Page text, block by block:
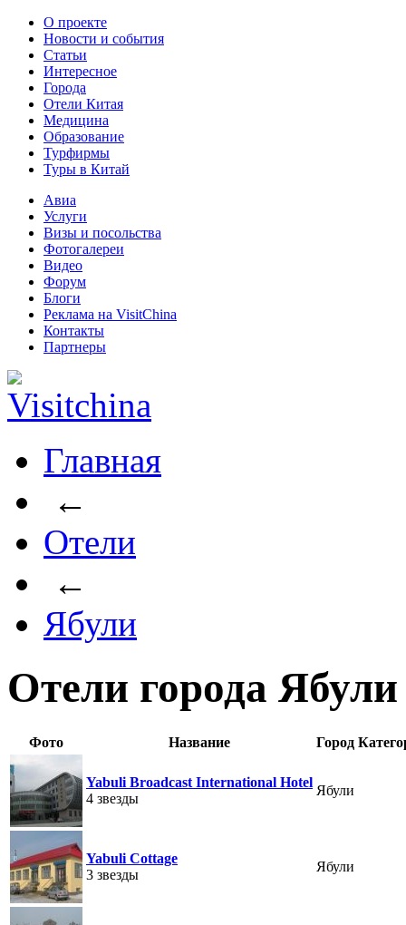
О проекте
Новости и события
Статьи
Интересное
Города
Отели Китая
Медицина
Образование
Турфирмы
Туры в Китай
Авиа
Услуги
Визы и посольства
Фотогалереи
Видео
Форум
Блоги
Реклама на VisitChina
Контакты
Партнеры
Главная
←
Отели
←
Ябули
Отели города Ябули
Фото Название Город
Yabuli Broadcast International Hotel
4 звезды
Ябули
Yabuli Cottage
3 звезды
Ябули